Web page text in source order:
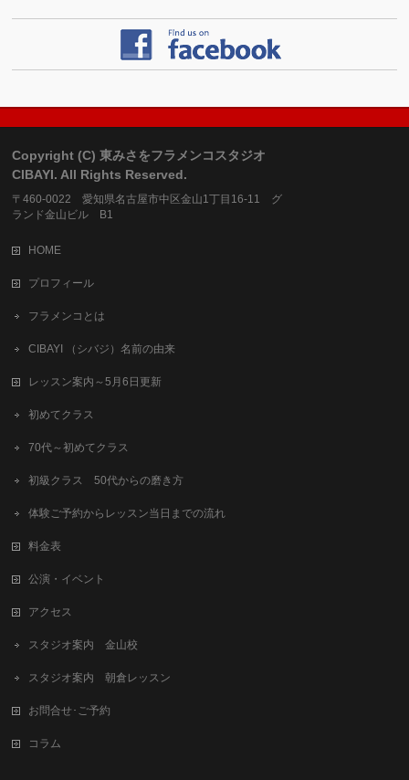
Copyright (C) 東みさをフラメンコスタジオ
CIBAYI. All Rights Reserved.
〒460-0022 愛知県名古屋市中区金山1丁目16-11 グ
ランド金山ビル B1
HOME
プロフィール
フラメンコとは
CIBAYI （シバジ）名前の由来
レッスン案内～5月6日更新
初めてクラス
70代～初めてクラス
初級クラス 50代からの磨き方
体験ご予約からレッスン当日までの流れ
料金表
公演・イベント
アクセス
スタジオ案内 金山校
スタジオ案内 朝倉レッスン
お問合せ･ご予約
コラム